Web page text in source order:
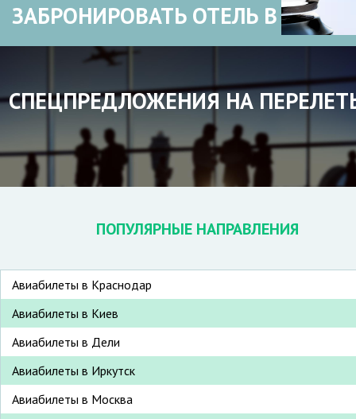
ЗАБРОНИРОВАТЬ ОТЕЛЬ В
СПЕЦПРЕДЛОЖЕНИЯ НА
ПОПУЛЯРНЫЕ НАПРАВЛЕНИЯ
Авиабилеты в Краснодар
Авиабилеты в Киев
Авиабилеты в Дели
Авиабилеты в Иркутск
Авиабилеты в Москва